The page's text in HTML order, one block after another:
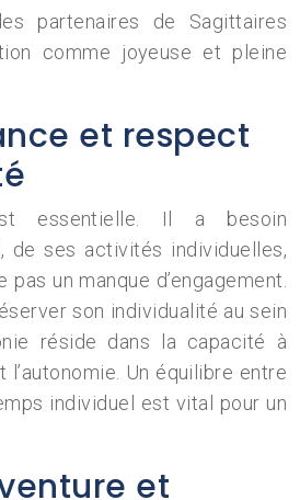
partenaires de Sagittaires
comme joyeuse et pleine
et respect
est essentielle. Il a besoin
de ses activités individuelles,
un manque d’engagement.
son individualité au sein
réside dans la capacité à
l’autonomie. Un équilibre entre
individuel est vital pour un
et